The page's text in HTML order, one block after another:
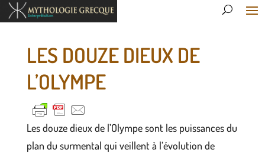
LES DOUZE DIEUX DE
L’OLYMPE
Les douze dieux de l’Olympe sont les puissances du
plan du surmental qui veillent à l’évolution de